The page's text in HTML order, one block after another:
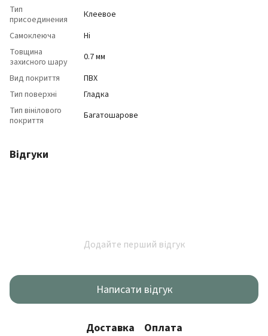
Тип
присоединения
Клеевое
Самоклеюча
Ні
Товщина
захисного шару
0.7 мм
Вид покриття
ПВХ
Тип поверхні
Гладка
Тип вінілового
покриття
Багатошарове
Відгуки
Додайте перший відгук
Написати відгук
Доставка Оплата